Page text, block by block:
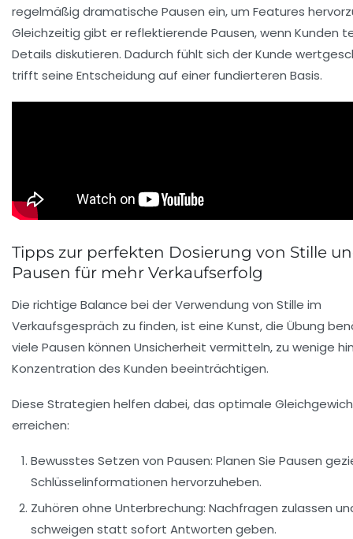
regelmäßig dramatische Pausen ein, um Features
Gleichzeitig gibt er reflektierende Pausen, wenn Kunden
Details diskutieren. Dadurch fühlt sich der Kunde
trifft seine Entscheidung auf einer fundierteren Basis.
Tipps zur perfekten Dosierung von Stille
Pausen für mehr Verkaufserfolg
Die richtige Balance bei der Verwendung von Stille im
Verkaufsgespräch zu finden, ist eine Kunst, die Übung
viele Pausen können Unsicherheit vermitteln, zu wenige
Konzentration des Kunden beeinträchtigen.
Diese Strategien helfen dabei, das optimale
erreichen:
Bewusstes Setzen von Pausen: Planen Sie Pausen
Schlüsselinformationen hervorzuheben.
Zuhören ohne Unterbrechung: Nachfragen zulassen
schweigen statt sofort Antworten geben.